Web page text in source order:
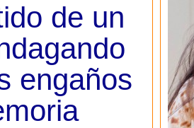
de un
engaños